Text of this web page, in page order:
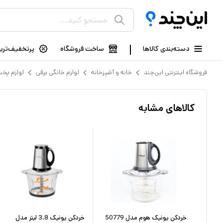
دسته‌بندی کالاها ساخت فروشگاه
فروشگاه اینترنتی این‌چند خانه و آشپزخانه لوازم خانگی برقی لوازم
کالاهای مشابه
خردکن یونیک هوم مدل 50779
خردکن یونیک 3.8 لیتر مدل